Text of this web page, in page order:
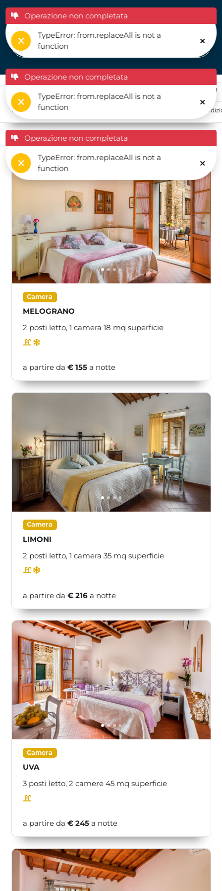
Operazione non completata
TypeError: from.replaceAll is not a
function
Operazione non completata
TypeError: from.replaceAll is not a
function
Operazione non completata
TypeError: from.replaceAll is not a
function
Italiano (IT)
Piscina privata Aria
8risultati Prezzo - Crescente
<< >>
Camera
MELOGRANO
2 posti letto, 1 camera 18 mq superficie
a partire da € 155 a notte
<<
Camera
LIMONI
2 posti letto, 1 camera 35 mq superficie
a partire da € 216 a notte
<<
Camera
UVA
3 posti letto, 2 camere 45 mq superficie
a partire da € 245 a notte